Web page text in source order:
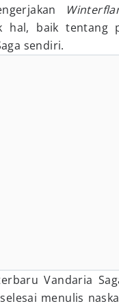
hal, baik tentang
sendiri.
Vandaria
menulis